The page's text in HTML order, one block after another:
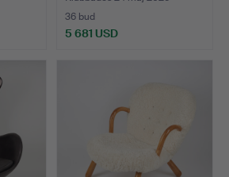
36 bud
5 681 USD